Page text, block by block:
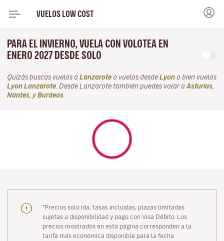
VUELOS LOW COST
PARA EL INVIERNO, VUELA CON VOLOTEA EN
ENERO 2027 DESDE SOLO
Quizás buscas vuelos a Lanzarote o vuelos desde Lyon o bien vuelos
Lyon Lanzarote . Desde Lanzarote también puedes volar a Asturias
Nantes , y Burdeos
"Precios solo ida, tasas incluidas, plazas limitadas
sujetas a disponibilidad y pago con Visa Débito. Los
precios mostrados en esta página corresponden a la
tarifa más económica disponible para la fecha